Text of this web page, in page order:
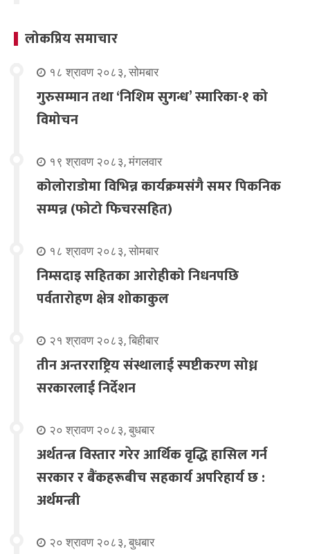
लोकप्रिय समाचार
१८ श्रावण २०८३, सोमबार
गुरुसम्मान तथा ‘निशिम सुगन्ध’ स्मारिका-१ को
विमोचन
१९ श्रावण २०८३, मंगलवार
कोलोराडोमा विभिन्न कार्यक्रमसंगै समर पिकनिक
सम्पन्न (फोटो फिचरसहित)
१८ श्रावण २०८३, सोमबार
निम्सदाइ सहितका आरोहीको निधनपछि
पर्वतारोहण क्षेत्र शोकाकुल
२१ श्रावण २०८३, बिहीबार
तीन अन्तरराष्ट्रिय संस्थालाई स्पष्टीकरण सोध्न
सरकारलाई निर्देशन
२० श्रावण २०८३, बुधबार
अर्थतन्त्र विस्तार गरेर आर्थिक वृद्धि हासिल गर्न
सरकार र बैंकहरूबीच सहकार्य अपरिहार्य छ :
अर्थमन्त्री
२० श्रावण २०८३, बुधबार